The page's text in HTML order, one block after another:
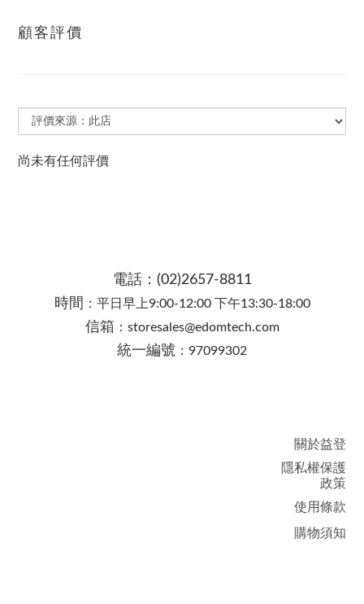
顧客評價
尚未有任何評價
電話：(02)2657-8811
時間 ： 平日早上9:00-12:00 下午13:30-18:00
信箱 ： storesales@edomtech.com
統一編號 ： 97099302
關於益登
隱私權保護
政策
使用條款​
購物須知